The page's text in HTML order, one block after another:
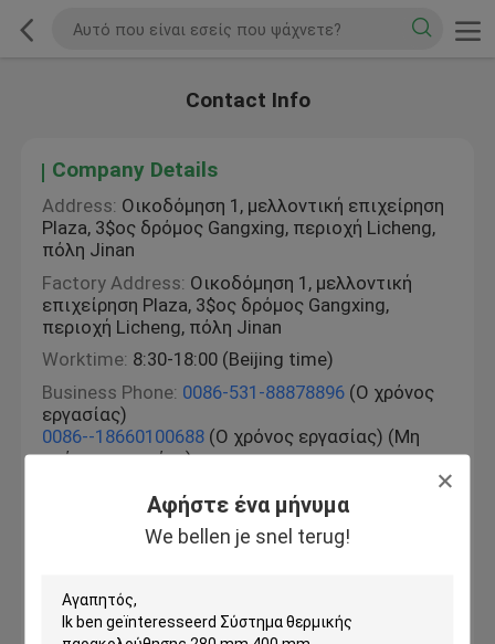
Αφήστε ένα μήνυμα
We bellen je snel terug!
Contact Info
Company Details
Address: Οικοδόμηση 1, μελλοντική επιχείρηση
Plaza, 3$ος δρόμος Gangxing, περιοχή Licheng,
πόλη Jinan
Factory Address: Οικοδόμηση 1, μελλοντική
επιχείρηση Plaza, 3$ος δρόμος Gangxing,
περιοχή Licheng, πόλη Jinan
Worktime: 8:30-18:00 (Beijing time)
Business Phone: 0086-531-88878896 (Ο χρόνος
εργασίας)
0086--18660100688 (Ο χρόνος εργασίας) (Μη
χρόνου εργασίας)
0086-531-88878896
Business Phone:
Το WhatsApp: +8618660100688